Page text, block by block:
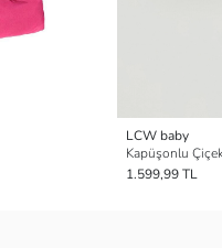
LCW baby
Kapüşonlu
1.599,99 TL